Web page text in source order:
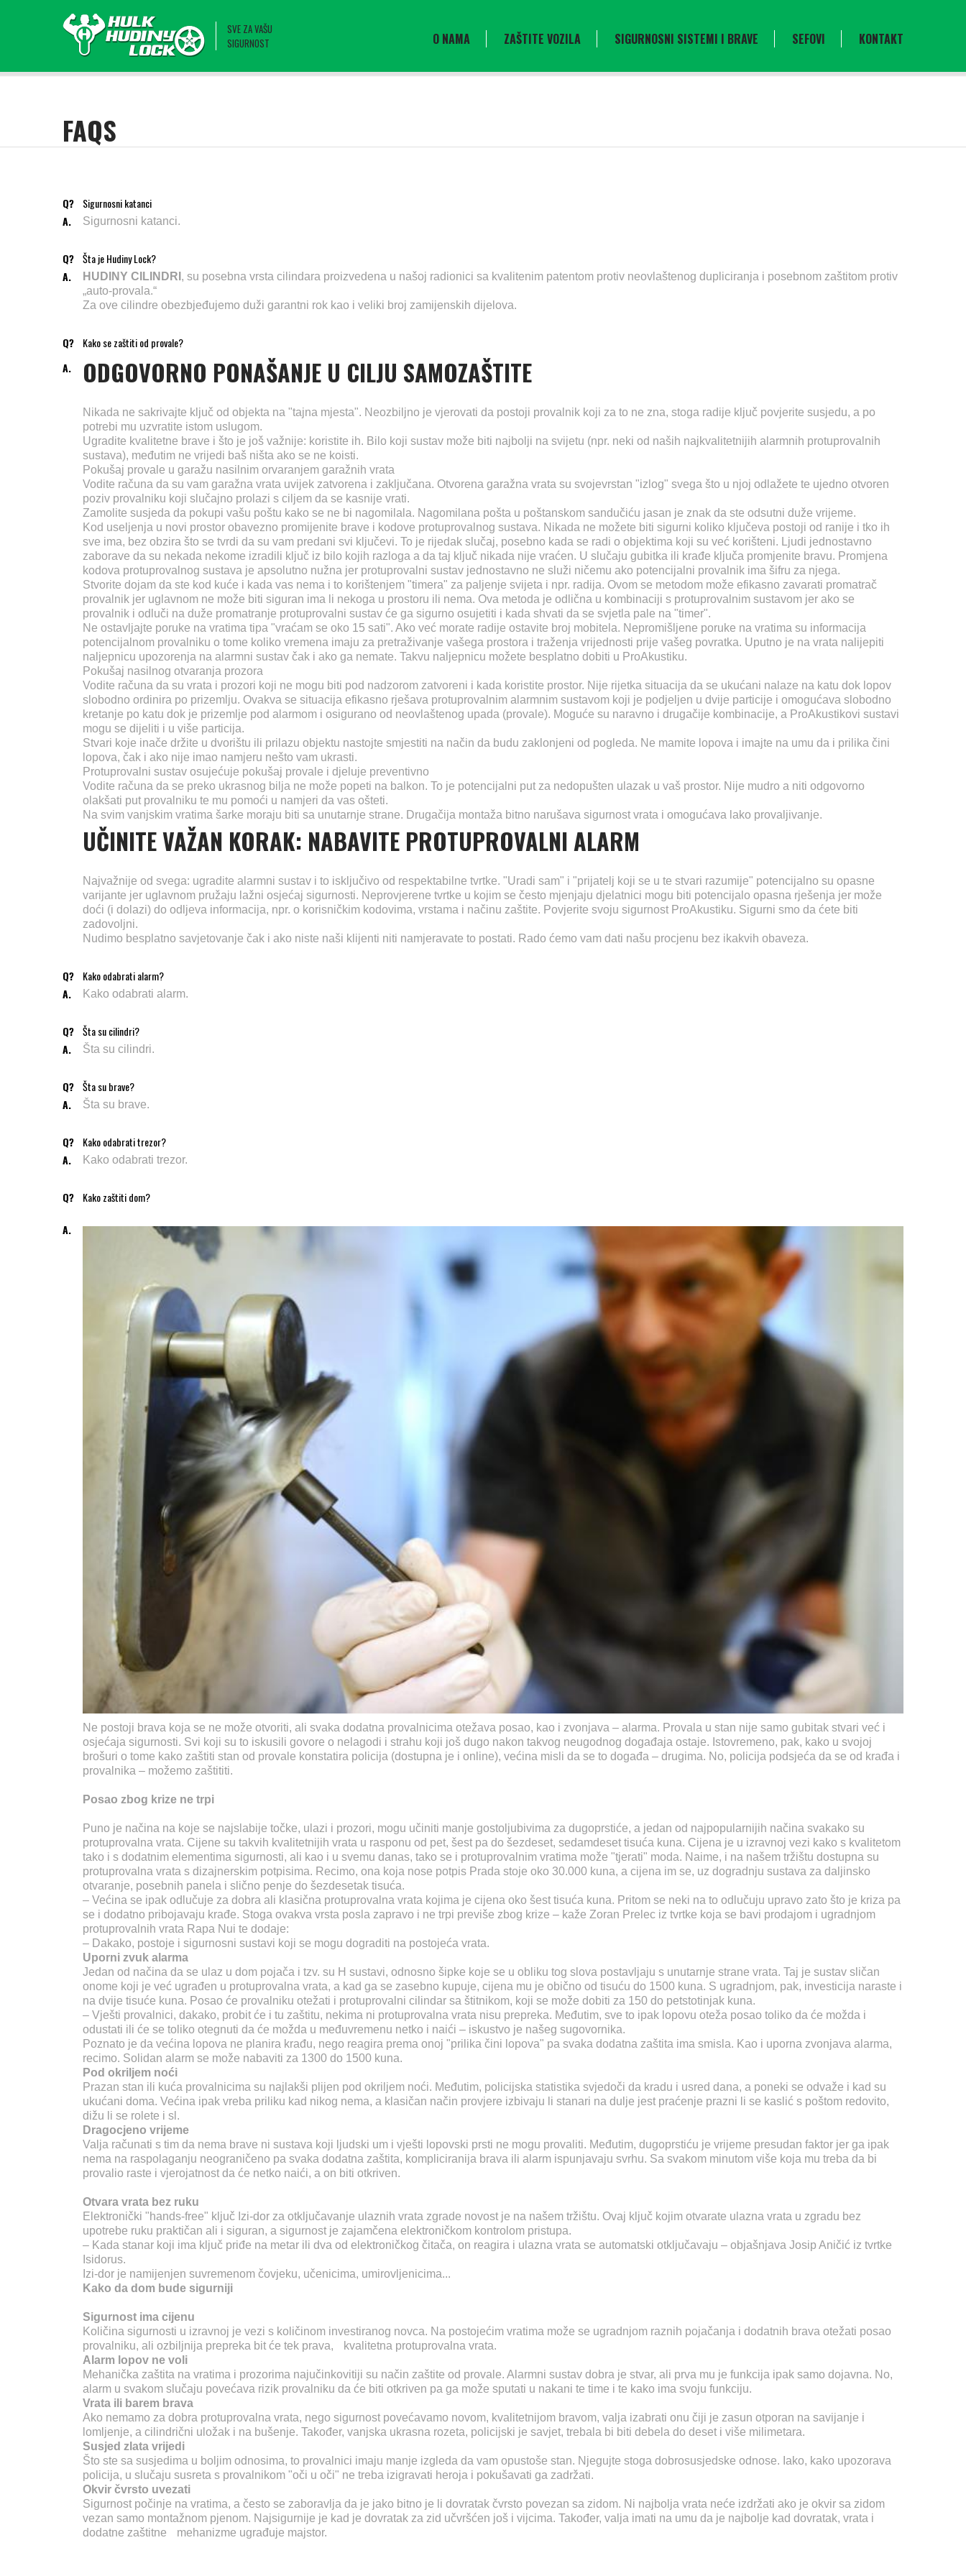
SVE ZA VAŠU
SIGURNOST
O NAMA ZAŠTITE VOZILA SIGURNOSNI SISTEMI I BRAVE SEFOVI KONTAKT
FAQS
Q?
Sigurnosni katanci
A.
Sigurnosni katanci.
Q? Šta je Hudiny Lock?
A.
HUDINY CILINDRI , su posebna vrsta cilindara proizvedena u našoj radionici sa kvalitenim patentom protiv neovlaštenog dupliciranja i posebnom zaštitom protiv
„auto-provala.“
Za ove cilindre obezbjeđujemo duži garantni rok kao i veliki broj zamijenskih dijelova.
Q?
Kako se zaštiti od provale?
A.
ODGOVORNO PONAŠANJE U CILJU SAMOZAŠTITE
Nikada ne sakrivajte ključ od objekta na "tajna mjesta". Neozbiljno je vjerovati da postoji provalnik koji za to ne zna, stoga radije ključ povjerite susjedu, a po
potrebi mu uzvratite istom uslugom.
Ugradite kvalitetne brave i što je još važnije: koristite ih. Bilo koji sustav može biti najbolji na svijetu (npr. neki od naših najkvalitetnijih alarmnih protuprovalnih
sustava), međutim ne vrijedi baš ništa ako se ne koisti.
Pokušaj provale u garažu nasilnim orvaranjem garažnih vrata
Vodite računa da su vam garažna vrata uvijek zatvorena i zaključana. Otvorena garažna vrata su svojevrstan "izlog" svega što u njoj odlažete te ujedno otvoren
poziv provalniku koji slučajno prolazi s ciljem da se kasnije vrati.
Zamolite susjeda da pokupi vašu poštu kako se ne bi nagomilala. Nagomilana pošta u poštanskom sandučiću jasan je znak da ste odsutni duže vrijeme.
Kod useljenja u novi prostor obavezno promijenite brave i kodove protuprovalnog sustava. Nikada ne možete biti sigurni koliko ključeva postoji od ranije i tko ih
sve ima, bez obzira što se tvrdi da su vam predani svi ključevi. To je rijedak slučaj, posebno kada se radi o objektima koji su već korišteni. Ljudi jednostavno
zaborave da su nekada nekome izradili ključ iz bilo kojih razloga a da taj ključ nikada nije vraćen. U slučaju gubitka ili krađe ključa promjenite bravu. Promjena
kodova protuprovalnog sustava je apsolutno nužna jer protuprovalni sustav jednostavno ne služi ničemu ako potencijalni provalnik ima šifru za njega.
Stvorite dojam da ste kod kuće i kada vas nema i to korištenjem "timera" za paljenje svijeta i npr. radija. Ovom se metodom može efikasno zavarati promatrač
provalnik jer uglavnom ne može biti siguran ima li nekoga u prostoru ili nema. Ova metoda je odlična u kombinaciji s protuprovalnim sustavom jer ako se
provalnik i odluči na duže promatranje protuprovalni sustav će ga sigurno osujetiti i kada shvati da se svjetla pale na "timer".
Ne ostavljajte poruke na vratima tipa "vraćam se oko 15 sati". Ako već morate radije ostavite broj mobitela. Nepromišljene poruke na vratima su informacija
potencijalnom provalniku o tome koliko vremena imaju za pretraživanje vašega prostora i traženja vrijednosti prije vašeg povratka. Uputno je na vrata nalijepiti
naljepnicu upozorenja na alarmni sustav čak i ako ga nemate. Takvu naljepnicu možete besplatno dobiti u ProAkustiku.
Pokušaj nasilnog otvaranja prozora
Vodite računa da su vrata i prozori koji ne mogu biti pod nadzorom zatvoreni i kada koristite prostor. Nije rijetka situacija da se ukućani nalaze na katu dok lopov
slobodno ordinira po prizemlju. Ovakva se situacija efikasno rješava protuprovalnim alarmnim sustavom koji je podjeljen u dvije particije i omogućava slobodno
kretanje po katu dok je prizemlje pod alarmom i osigurano od neovlaštenog upada (provale). Moguće su naravno i drugačije kombinacije, a ProAkustikovi sustavi
mogu se dijeliti i u više particija.
Stvari koje inače držite u dvorištu ili prilazu objektu nastojte smjestiti na način da budu zaklonjeni od pogleda. Ne mamite lopova i imajte na umu da i prilika čini
lopova, čak i ako nije imao namjeru nešto vam ukrasti.
Protuprovalni sustav osujećuje pokušaj provale i djeluje preventivno
Vodite računa da se preko ukrasnog bilja ne može popeti na balkon. To je potencijalni put za nedopušten ulazak u vaš prostor. Nije mudro a niti odgovorno
olakšati put provalniku te mu pomoći u namjeri da vas ošteti.
Na svim vanjskim vratima šarke moraju biti sa unutarnje strane. Drugačija montaža bitno narušava sigurnost vrata i omogućava lako provaljivanje.
UČINITE VAŽAN KORAK: NABAVITE PROTUPROVALNI ALARM
Najvažnije od svega: ugradite alarmni sustav i to isključivo od respektabilne tvrtke. "Uradi sam" i "prijatelj koji se u te stvari razumije" potencijalno su opasne
varijante jer uglavnom pružaju lažni osjećaj sigurnosti. Neprovjerene tvrtke u kojim se često mjenjaju djelatnici mogu biti potencijalo opasna rješenja jer može
doći (i dolazi) do odljeva informacija, npr. o korisničkim kodovima, vrstama i načinu zaštite. Povjerite svoju sigurnost ProAkustiku. Sigurni smo da ćete biti
zadovoljni.
Nudimo besplatno savjetovanje čak i ako niste naši klijenti niti namjeravate to postati. Rado ćemo vam dati našu procjenu bez ikakvih obaveza.
Q?
Kako odabrati alarm?
A.
Kako odabrati alarm.
Q? Šta su cilindri?
A.
Šta su cilindri.
Q? Šta su brave?
A.
Šta su brave.
Q?
Kako odabrati trezor?
A.
Kako odabrati trezor.
Q? Kako zaštiti dom?
A.
Ne postoji brava koja se ne može otvoriti, ali svaka dodatna provalnicima otežava posao, kao i zvonjava – alarma. Provala u stan nije samo gubitak stvari već i
osjećaja sigurnosti. Svi koji su to iskusili govore o nelagodi i strahu koji još dugo nakon takvog neugodnog događaja ostaje. Istovremeno, pak, kako u svojoj
brošuri o tome kako zaštiti stan od provale konstatira policija (dostupna je i online), većina misli da se to događa – drugima. No, policija podsjeća da se od krađa i
provalnika – možemo zaštititi.
Posao zbog krize ne trpi
Puno je načina na koje se najslabije točke, ulazi i prozori, mogu učiniti manje gostoljubivima za dugoprstiće, a jedan od najpopularnijih načina svakako su
protuprovalna vrata. Cijene su takvih kvalitetnijih vrata u rasponu od pet, šest pa do šezdeset, sedamdeset tisuća kuna. Cijena je u izravnoj vezi kako s kvalitetom
tako i s dodatnim elementima sigurnosti, ali kao i u svemu danas, tako se i protuprovalnim vratima može "tjerati" moda. Naime, i na našem tržištu dostupna su
protuprovalna vrata s dizajnerskim potpisima. Recimo, ona koja nose potpis Prada stoje oko 30.000 kuna, a cijena im se, uz dogradnju sustava za daljinsko
otvaranje, posebnih panela i slično penje do šezdesetak tisuća.
– Većina se ipak odlučuje za dobra ali klasična protuprovalna vrata kojima je cijena oko šest tisuća kuna. Pritom se neki na to odlučuju upravo zato što je kriza pa
se i dodatno pribojavaju krađe. Stoga ovakva vrsta posla zapravo i ne trpi previše zbog krize – kaže Zoran Prelec iz tvrtke koja se bavi prodajom i ugradnjom
protuprovalnih vrata Rapa Nui te dodaje:
– Dakako, postoje i sigurnosni sustavi koji se mogu dograditi na postojeća vrata.
Uporni zvuk alarma
Jedan od načina da se ulaz u dom pojača i tzv. su H sustavi, odnosno šipke koje se u obliku tog slova postavljaju s unutarnje strane vrata. Taj je sustav sličan
onome koji je već ugrađen u protuprovalna vrata, a kad ga se zasebno kupuje, cijena mu je obično od tisuću do 1500 kuna. S ugradnjom, pak, investicija naraste i
na dvije tisuće kuna. Posao će provalniku otežati i protuprovalni cilindar sa štitnikom, koji se može dobiti za 150 do petstotinjak kuna.
– Vješti provalnici, dakako, probit će i tu zaštitu, nekima ni protuprovalna vrata nisu prepreka. Međutim, sve to ipak lopovu oteža posao toliko da će možda i
odustati ili će se toliko otegnuti da će možda u međuvremenu netko i naići – iskustvo je našeg sugovornika.
Poznato je da većina lopova ne planira krađu, nego reagira prema onoj "prilika čini lopova" pa svaka dodatna zaštita ima smisla. Kao i uporna zvonjava alarma,
recimo. Solidan alarm se može nabaviti za 1300 do 1500 kuna.
Pod okriljem noći
Prazan stan ili kuća provalnicima su najlakši plijen pod okriljem noći. Međutim, policijska statistika svjedoči da kradu i usred dana, a poneki se odvaže i kad su
ukućani doma. Većina ipak vreba priliku kad nikog nema, a klasičan način provjere izbivaju li stanari na dulje jest praćenje prazni li se kaslić s poštom redovito,
dižu li se rolete i sl.
Dragocjeno vrijeme
Valja računati s tim da nema brave ni sustava koji ljudski um i vješti lopovski prsti ne mogu provaliti. Međutim, dugoprstiću je vrijeme presudan faktor jer ga ipak
nema na raspolaganju neograničeno pa svaka dodatna zaštita, kompliciranija brava ili alarm ispunjavaju svrhu. Sa svakom minutom više koja mu treba da bi
provalio raste i vjerojatnost da će netko naići, a on biti otkriven.
Otvara vrata bez ruku
Elektronički "hands-free" ključ Izi-dor za otključavanje ulaznih vrata zgrade novost je na našem tržištu. Ovaj ključ kojim otvarate ulazna vrata u zgradu bez
upotrebe ruku praktičan ali i siguran, a sigurnost je zajamčena elektroničkom kontrolom pristupa.
– Kada stanar koji ima ključ priđe na metar ili dva od elektroničkog čitača, on reagira i ulazna vrata se automatski otključavaju – objašnjava Josip Aničić iz tvrtke
Isidorus.
Izi-dor je namijenjen suvremenom čovjeku, učenicima, umirovljenicima...
Kako da dom bude sigurniji
Sigurnost ima cijenu
Količina sigurnosti u izravnoj je vezi s količinom investiranog novca. Na postojećim vratima može se ugradnjom raznih pojačanja i dodatnih brava otežati posao
provalniku, ali ozbiljnija prepreka bit će tek prava, kvalitetna protuprovalna vrata.
Alarm lopov ne voli
Mehanička zaštita na vratima i prozorima najučinkovitiji su način zaštite od provale. Alarmni sustav dobra je stvar, ali prva mu je funkcija ipak samo dojavna. No,
alarm u svakom slučaju povećava rizik provalniku da će biti otkriven pa ga može sputati u nakani te time i te kako ima svoju funkciju.
Vrata ili barem brava
Ako nemamo za dobra protuprovalna vrata, nego sigurnost povećavamo novom, kvalitetnijom bravom, valja izabrati onu čiji je zasun otporan na savijanje i
lomljenje, a cilindrični uložak i na bušenje. Također, vanjska ukrasna rozeta, policijski je savjet, trebala bi biti debela do deset i više milimetara.
Susjed zlata vrijedi
Što ste sa susjedima u boljim odnosima, to provalnici imaju manje izgleda da vam opustoše stan. Njegujte stoga dobrosusjedske odnose. Iako, kako upozorava
policija, u slučaju susreta s provalnikom "oči u oči" ne treba izigravati heroja i pokušavati ga zadržati.
Okvir čvrsto uvezati
Sigurnost počinje na vratima, a često se zaboravlja da je jako bitno je li dovratak čvrsto povezan sa zidom. Ni najbolja vrata neće izdržati ako je okvir sa zidom
vezan samo montažnom pjenom. Najsigurnije je kad je dovratak za zid učvršćen još i vijcima. Također, valja imati na umu da je najbolje kad dovratak, vrata i
dodatne zaštitne mehanizme ugrađuje majstor.